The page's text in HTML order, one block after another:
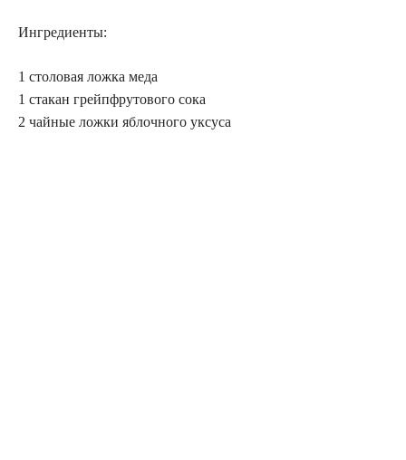
Ингредиенты:
1 столовая ложка меда
1 стакан грейпфрутового сока
2 чайные ложки яблочного уксуса